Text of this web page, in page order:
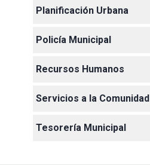
Planificación Urbana
Policía Municipal
Recursos Humanos
Servicios a la Comunidad
Tesorería Municipal